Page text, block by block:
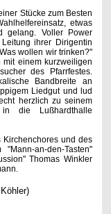
Stücke zum Besten
etwas
gelang. Voller Power
ihrer Dirigentin
wollen wir trinken?"
einem kurzweiligen
des Pfarrfestes.
Bandbreite an
Liedgut und lud
herzlich zu seinem
die Lußhardthalle
und des
an-den-Tasten"
Thomas Winkler